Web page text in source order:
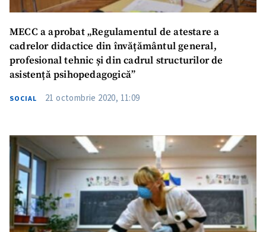
MECC a aprobat „Regulamentul de atestare a
cadrelor didactice din învățământul general,
profesional tehnic și din cadrul structurilor de
asistență psihopedagogică”
SOCIAL 21 octombrie 2020, 11:09